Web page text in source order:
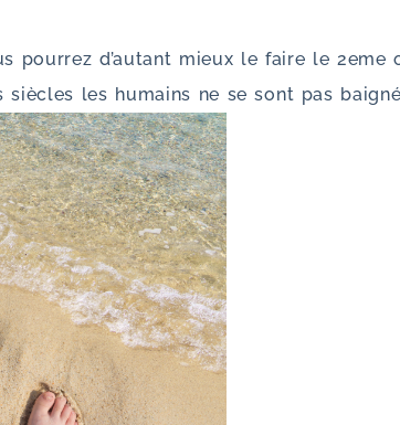
pourrez d’autant mieux le faire le
les humains ne se sont pas